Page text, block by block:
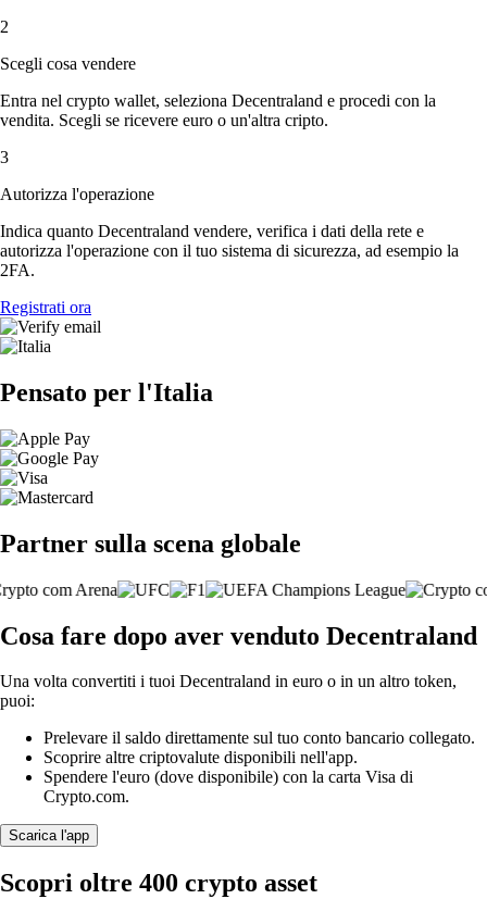
2
Scegli cosa vendere
Entra nel crypto wallet, seleziona Decentraland e procedi con la
vendita. Scegli se ricevere euro o un'altra cripto.
3
Autorizza l'operazione
Indica quanto Decentraland vendere, verifica i dati della rete e
autorizza l'operazione con il tuo sistema di sicurezza, ad esempio la
2FA.
Registrati ora
Pensato per l'Italia
Partner sulla scena globale
Cosa fare dopo aver venduto Decentraland
Una volta convertiti i tuoi Decentraland in euro o in un altro token,
puoi:
Prelevare il saldo direttamente sul tuo conto bancario collegato.
Scoprire altre criptovalute disponibili nell'app.
Spendere l'euro (dove disponibile) con la carta Visa di
Crypto.com.
Scarica l'app
Scopri oltre 400 crypto asset